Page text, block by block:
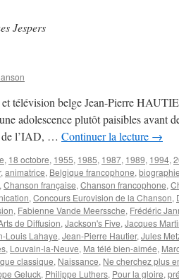
Jespers
télévision belge Jean-Pierre
adolescence plutôt paisibles avant
de l’IAD, … Continuer la lecture →
, 18 octobre, 1955, 1985, 1987, 1989, 1994,
, animatrice, Belgique francophone, biographie
, Chanson française, Chanson francophone,
, Concours Eurovision de la Chanson,
, Fabienne Vande Meerssche, Frédéric
de Diffusion, Jackson's Five, Jacques
Louis Lahaye, Jean-Pierre Hautier, Jules
, Louvain-la-Neuve, Ma télé bien-aimée,
classique, Naissance, Ne cherchez plus
Geluck, Philippe Luthers, Pour la gloire,